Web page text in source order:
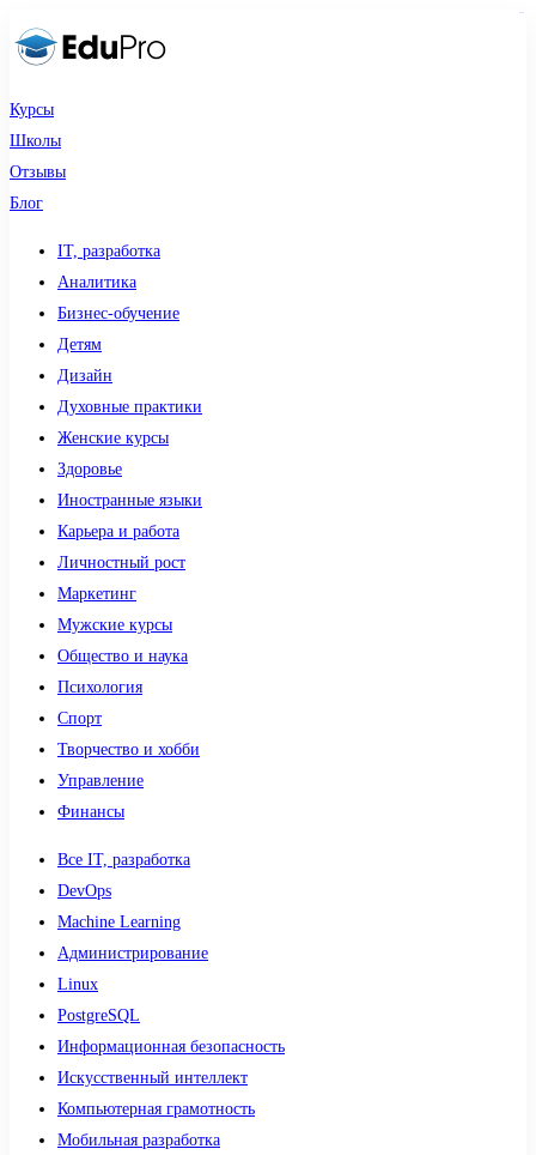
Курсы
Школы
Отзывы
Блог
IT, разработка
Аналитика
Бизнес-обучение
Детям
Дизайн
Духовные практики
Женские курсы
Здоровье
Иностранные языки
Карьера и работа
Личностный рост
Маркетинг
Мужские курсы
Общество и наука
Психология
Спорт
Творчество и хобби
Управление
Финансы
Все IT, разработка
DevOps
Machine Learning
Администрирование
Linux
PostgreSQL
Информационная безопасность
Искусственный интеллект
Компьютерная грамотность
Мобильная разработка